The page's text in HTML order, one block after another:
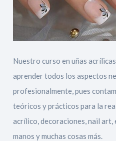
Nuestro curso en uñas
aprender todos los aspectos
profesionalmente, pues
teóricos y prácticos para la
acrílico, decoraciones, nail art,
manos y muchas cosas más.